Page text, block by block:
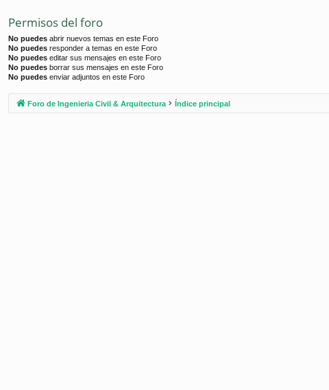
Permisos del foro
No puedes abrir nuevos temas en este Foro
No puedes responder a temas en este Foro
No puedes editar sus mensajes en este Foro
No puedes borrar sus mensajes en este Foro
No puedes enviar adjuntos en este Foro
Foro de Ingenieria Civil & Arquitectura Índice principal